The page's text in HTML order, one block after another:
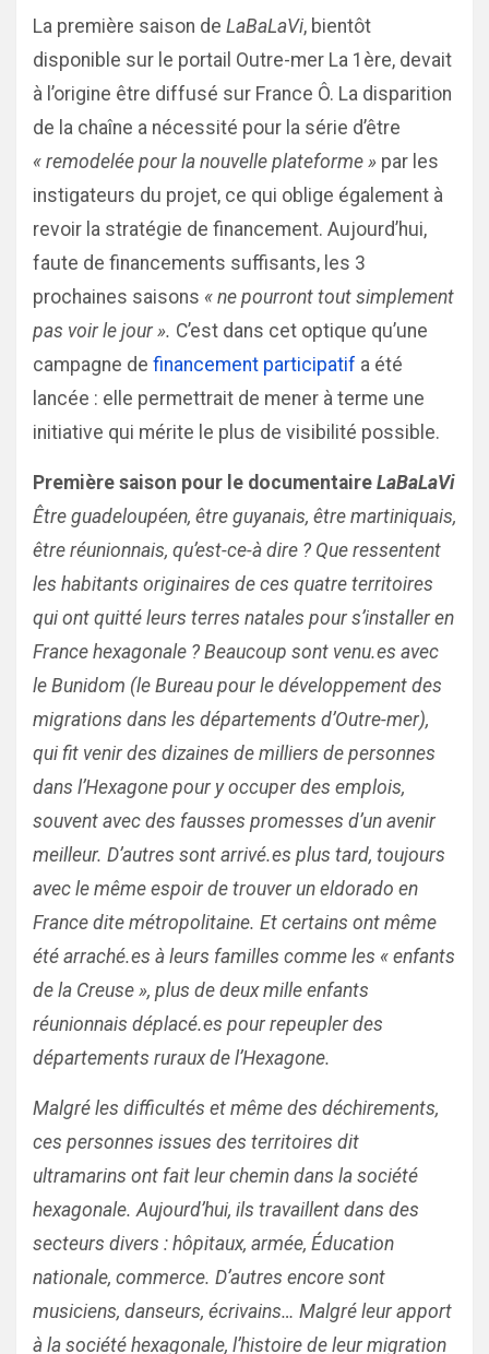
La première saison de LaBaLaVi, bientôt
disponible sur le portail Outre-mer La 1ère, devait
à l’origine être diffusé sur France Ô. La disparition
de la chaîne a nécessité pour la série d’être
« remodelée pour la nouvelle plateforme » par les
instigateurs du projet, ce qui oblige également à
revoir la stratégie de financement. Aujourd’hui,
faute de financements suffisants, les 3
prochaines saisons « ne pourront tout simplement
pas voir le jour ». C’est dans cet optique qu’une
campagne de financement participatif a été
lancée : elle permettrait de mener à terme une
initiative qui mérite le plus de visibilité possible.
Première saison pour le documentaire LaBaLaVi
Être guadeloupéen, être guyanais, être martiniquais,
être réunionnais, qu’est-ce-à dire ? Que ressentent
les habitants originaires de ces quatre territoires
qui ont quitté leurs terres natales pour s’installer en
France hexagonale ? Beaucoup sont venu.es avec
le Bunidom (le Bureau pour le développement des
migrations dans les départements d’Outre-mer),
qui fit venir des dizaines de milliers de personnes
dans l’Hexagone pour y occuper des emplois,
souvent avec des fausses promesses d’un avenir
meilleur. D’autres sont arrivé.es plus tard, toujours
avec le même espoir de trouver un eldorado en
France dite métropolitaine. Et certains ont même
été arraché.es à leurs familles comme les « enfants
de la Creuse », plus de deux mille enfants
réunionnais déplacé.es pour repeupler des
départements ruraux de l’Hexagone.
Malgré les difficultés et même des déchirements,
ces personnes issues des territoires dit
ultramarins ont fait leur chemin dans la société
hexagonale. Aujourd’hui, ils travaillent dans des
secteurs divers : hôpitaux, armée, Éducation
nationale, commerce. D’autres encore sont
musiciens, danseurs, écrivains… Malgré leur apport
à la société hexagonale, l’histoire de leur migration